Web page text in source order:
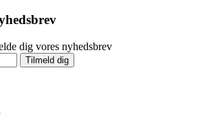
dig vores nyhedsbrev
Tilmeld dig